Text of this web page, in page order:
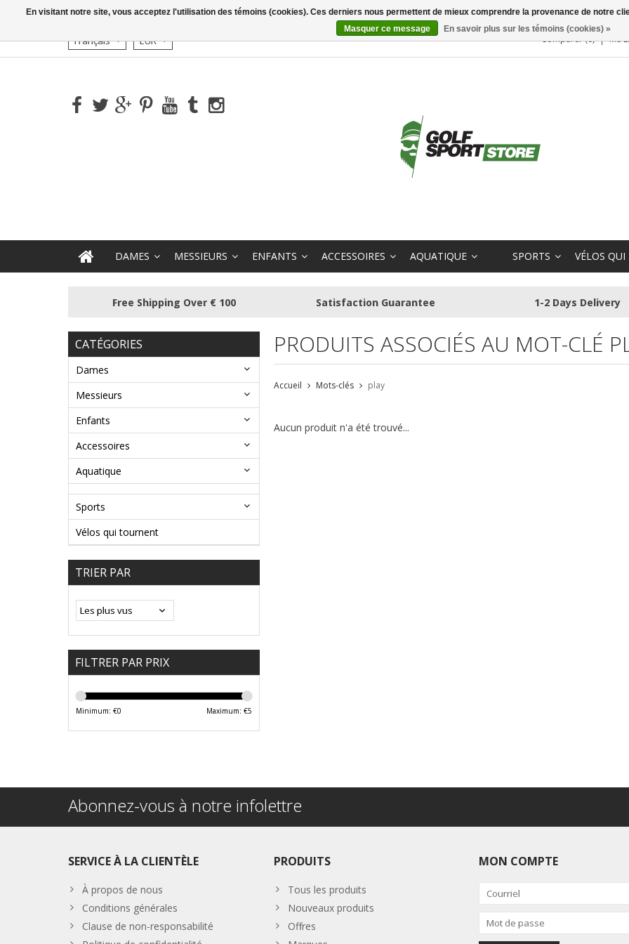
Français EUR Comparer (0) Ma
DAMES MESSIEURS ENFANTS ACCESSOIRES AQUATIQUE SPORTS VÉLOS
Free Shipping Over € 100 Satisfaction Guarantee 1-2 Days Delivery
CATÉGORIES
Dames
Messieurs
Enfants
Accessoires
Aquatique
Sports
Vélos qui tournent
TRIER PAR
FILTRER PAR PRIX
Minimum: €0 Maximum: €5
PRODUITS ASSOCIÉS AU MOT-CLÉ
Accueil Mots-clés play
Aucun produit n'a été trouvé...
Abonnez-vous à notre infolettre
SERVICE À LA CLIENTÈLE
À propos de nous
Conditions générales
Clause de non-responsabilité
PRODUITS
Tous les produits
Nouveaux produits
Offres
MON COMPTE
En visitant notre site, vous acceptez l'utilisation des témoins (cookies). Ces derniers nous permettent de mieux comprendre la provenance de notre
Masquer ce message
En savoir plus sur les témoins (cookies) »